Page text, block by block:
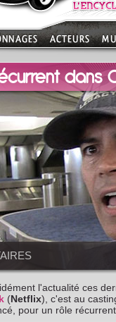
dans
l'actualité ces
(Netflix), c'est au
pour un rôle récurrent.